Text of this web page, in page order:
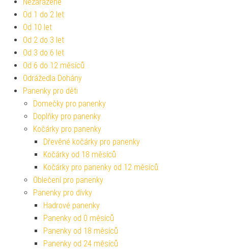
Od 1 do 2 let
Od 10 let
Od 2 do 3 let
Od 3 do 6 let
Od 6 do 12 měsíců
Odrážedla Dohány
Panenky pro děti
Domečky pro panenky
Doplňky pro panenky
Kočárky pro panenky
Dřevěné kočárky pro panenky
Kočárky od 18 měsíců
Kočárky pro panenky od 12 měsíců
Oblečení pro panenky
Panenky pro dívky
Hadrové panenky
Panenky od 0 měsíců
Panenky od 18 měsíců
Panenky od 24 měsíců